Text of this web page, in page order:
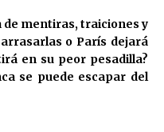
de mentiras, traiciones y
o París dejará
en su peor pesadilla?
se puede escapar del